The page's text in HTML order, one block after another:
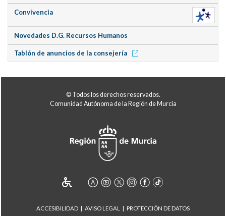
Convivencia
Novedades D.G. Recursos Humanos
Tablón de anuncios de la consejería
© Todos los derechos reservados.
Comunidad Autónoma de la Región de Murcia
ACCESIBILIDAD AVISO LEGAL PROTECCIÓN DE DATOS